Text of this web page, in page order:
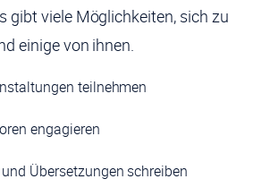
gibt viele Möglichkeiten, sich zu
einige von ihnen.
teilnehmen
engagieren
Übersetzungen schreiben